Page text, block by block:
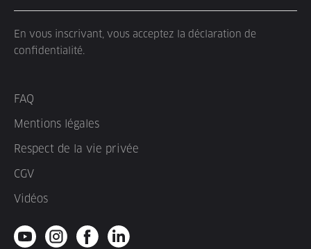
En vous inscrivant, vous acceptez la déclaration de
confidentialité.
FAQ
Mentions légales
Respect de la vie privée
CGV
Vidéos